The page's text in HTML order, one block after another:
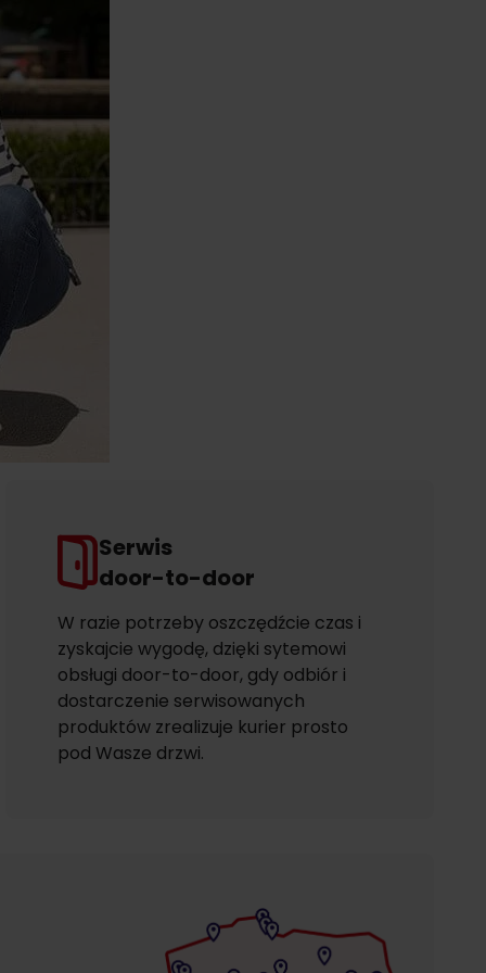
Serwis
door-to-door
W razie potrzeby oszczędźcie czas i
zyskajcie wygodę, dzięki sytemowi
obsługi door-to-door, gdy odbiór i
dostarczenie serwisowanych
produktów zrealizuje kurier prosto
pod Wasze drzwi.